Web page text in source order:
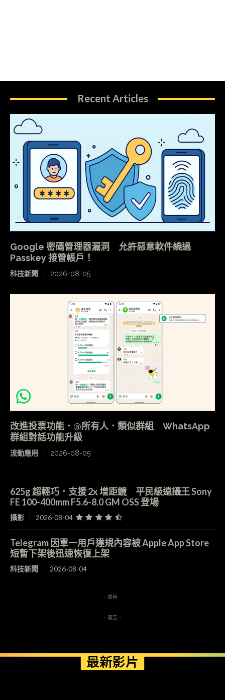
Recent Articles
Google 密碼管理器漏洞 允許惡意軟件繞過
Passkey 接管帳戶！
科技新聞 2026-08-05
改進投票功能．@所有人．類似群組 WhatsApp
群組對話功能升級
流動應用 2026-08-05
625g 超輕巧．支援 2x 增距鏡 平民級遠攝王 Sony
FE 100-400mm F5.6-8.0 GM OSS 登場
攝影 2026-08-04
Telegram 因單一用戶違規內容被 Apple App Store
短暫下架後迅速恢復上架
科技新聞 2026-08-04
- 廣告 -
- 廣告 -
最新影片